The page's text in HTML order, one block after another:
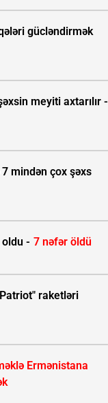
gücləndirmək
meyiti axtarılır -
mindən çox şəxs
oldu - 7 nəfər öldü
raketləri
Ermənistana